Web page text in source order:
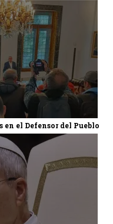
el Defensor del Pueblo